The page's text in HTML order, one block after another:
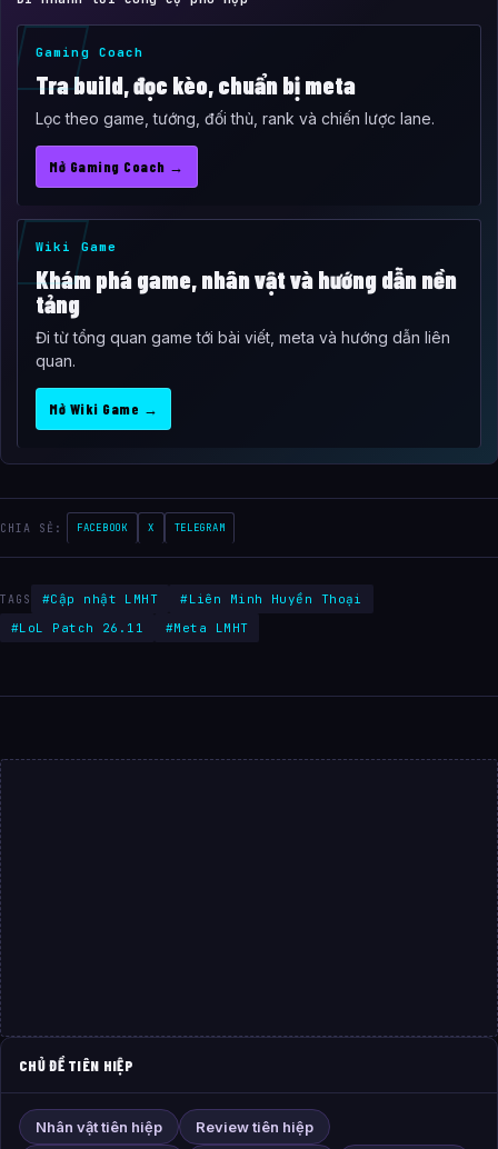
Gaming Coach
Tra build, đọc kèo, chuẩn bị meta
Lọc theo game, tướng, đối thủ, rank và chiến lược lane.
Mở Gaming Coach →
Wiki Game
Khám phá game, nhân vật và hướng dẫn nền
tảng
Đi từ tổng quan game tới bài viết, meta và hướng dẫn liên
quan.
Mở Wiki Game →
CHIA SẺ: FACEBOOK X TELEGRAM
TAGS #Cập nhật LMHT
#Liên Minh Huyền Thoại
#LoL Patch 26.11
#Meta LMHT
CHỦ ĐỀ TIÊN HIỆP
Nhân vật tiên hiệp Review tiên hiệp